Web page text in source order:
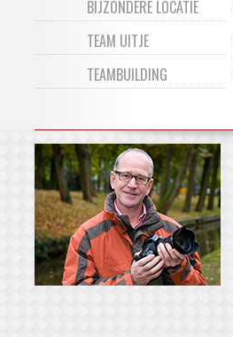
BIJZONDERE LOCATIE
TEAM UITJE
TEAMBUILDING